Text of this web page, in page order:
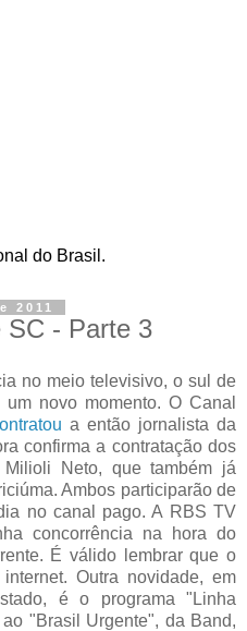
do Brasil.
2011
SC - Parte 3
no meio televisivo, o sul de
novo momento. O Canal
a então jornalista da
confirma a contratação dos
Neto, que também já
Ambos participarão de
no canal pago. A RBS TV
concorrência na hora do
É válido lembrar que o
Outra novidade, em
é o programa "Linha
"Brasil Urgente", da Band,